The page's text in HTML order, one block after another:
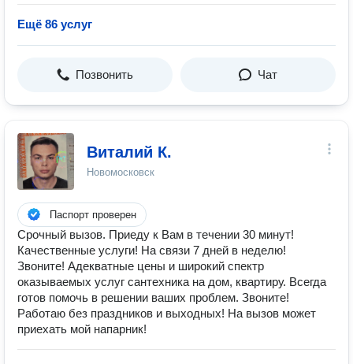
Ещё 86 услуг
Позвонить Чат
Виталий К.
Новомосковск
Паспорт проверен
Срочный вызов. Приеду к Вам в течении 30 минут!
Качественные услуги! На связи 7 дней в неделю!
Звоните! Адекватные цены и широкий спектр
оказываемых услуг сантехника на дом, квартиру. Всегда
готов помочь в решении ваших проблем. Звоните!
Работаю без праздников и выходных! На вызов может
приехать мой напарник!